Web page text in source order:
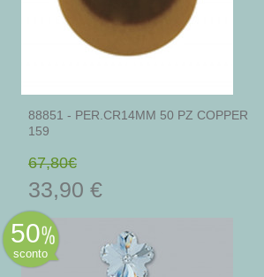
88851 - PER.CR14MM 50 PZ COPPER
159
67,80€
33,90 €
50
sconto